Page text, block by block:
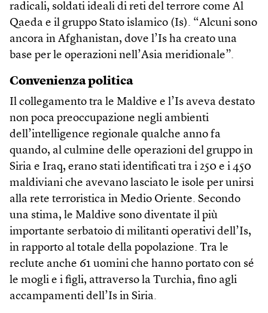
radicali, soldati ideali di reti del terrore come Al
Qaeda e il gruppo Stato islamico (Is). “Alcuni sono
ancora in Afghanistan, dove l’Is ha creato una
base per le operazioni nell’Asia meridionale”.
Convenienza politica
Il collegamento tra le Maldive e l’Is aveva destato
non poca preoccupazione negli ambienti
dell’intelligence regionale qualche anno fa
quando, al culmine delle operazioni del gruppo in
Siria e Iraq, erano stati identificati tra i 250 e i 450
maldiviani che avevano lasciato le isole per unirsi
alla rete terroristica in Medio Oriente. Secondo
una stima, le Maldive sono diventate il più
importante serbatoio di militanti operativi dell’Is,
in rapporto al totale della popolazione. Tra le
reclute anche 61 uomini che hanno portato con sé
le mogli e i figli, attraverso la Turchia, fino agli
accampamenti dell’Is in Siria.